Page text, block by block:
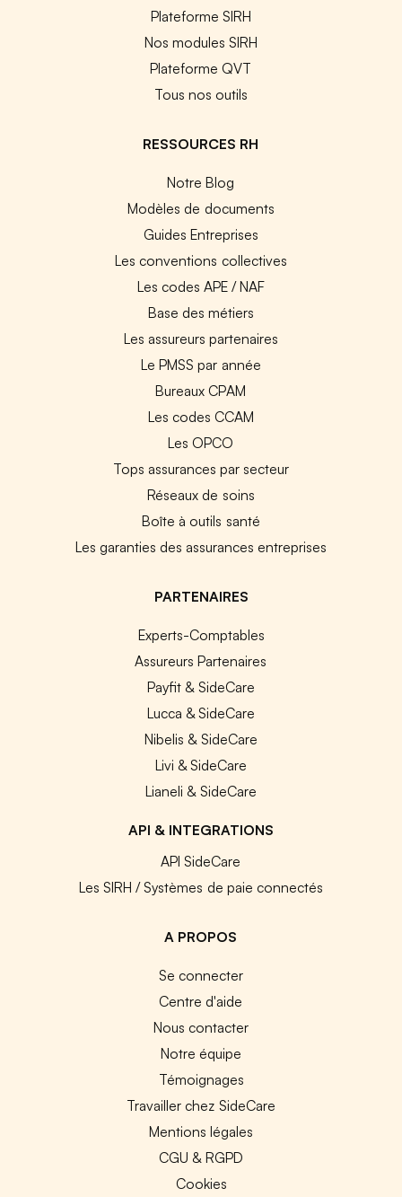
Plateforme SIRH
Nos modules SIRH
Plateforme QVT
Tous nos outils
RESSOURCES RH
Notre Blog
Modèles de documents
Guides Entreprises
Les conventions collectives
Les codes APE / NAF
Base des métiers
Les assureurs partenaires
Le PMSS par année
Bureaux CPAM
Les codes CCAM
Les OPCO
Tops assurances par secteur
Réseaux de soins
Boîte à outils santé
Les garanties des assurances entreprises
PARTENAIRES
Experts-Comptables
Assureurs Partenaires
Payfit & SideCare
Lucca & SideCare
Nibelis & SideCare
Livi & SideCare
Lianeli & SideCare
API & INTEGRATIONS
API SideCare
Les SIRH / Systèmes de paie connectés
A PROPOS
Se connecter
Centre d'aide
Nous contacter
Notre équipe
Témoignages
Travailler chez SideCare
Mentions légales
CGU & RGPD
Cookies